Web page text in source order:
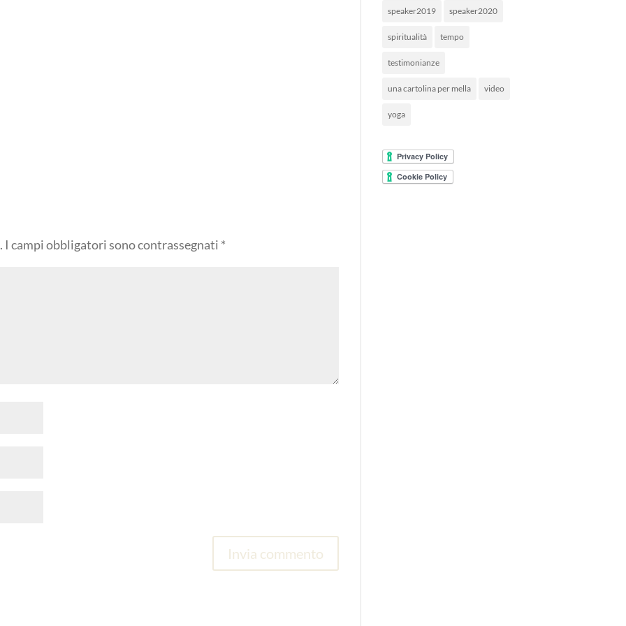
I campi obbligatori sono contrassegnati *
speaker2019 speaker2020
spiritualità tempo
testimonianze
una cartolina per mella video
yoga